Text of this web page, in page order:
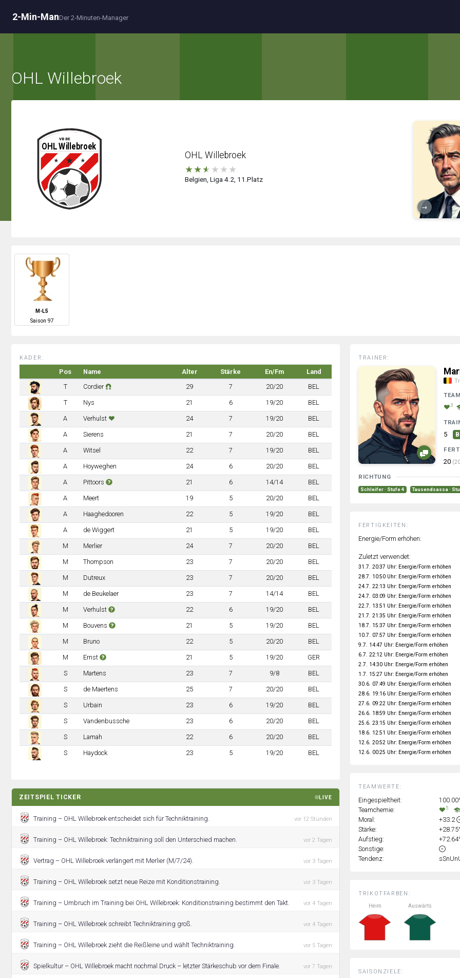
2-Min-ManDer 2-Minuten-Manager
OHL Willebroek
OHL Willebroek
★★★ ★ ★ ★
Belgien, Liga 4.2, 11.Platz
→
M-L5
Saison 97
KADER:
Pos Name Alter Stärke En/Fm
Land
T
Cordier 29 7 20/20 BEL
T Nys 21 6 19/20 BEL
A Verhulst 24 7 19/20 BEL
A Sierens 21 7 20/20 BEL
A Witsel 22 7 19/20 BEL
A Hoyweghen 24 6 20/20 BEL
A Pittoors 21 6 14/14 BEL
A Meert 19 5 20/20 BEL
A Haaghedooren 22 5 19/20 BEL
A de Wiggert 21 5 19/20 BEL
M Merlier 24 7 20/20 BEL
M Thompson 23 7 20/20 BEL
M Dutreux 23 7 20/20 BEL
M de Beukelaer 23 7 14/14 BEL
M Verhulst 22 6 19/20 BEL
M Bouvens 21 5 19/20 BEL
M Bruno 22 5 20/20 BEL
M Ernst 21 5 19/20 GER
S Martens 23 7 9/8 BEL
S de Maertens 25 7 20/20 BEL
S Urbain 23 6 19/20 BEL
S Vandenbussche 23 6 20/20 BEL
S Lamah 22 6 20/20 BEL
S Haydock 23 5 19/20 BEL
ZEITSPIEL TICKER LIVE
Training – OHL Willebroek entscheidet sich für Techniktraining. vor 12 Stunden
Training – OHL Willebroek: Techniktraining soll den Unterschied machen. vor 2 Tagen
Vertrag – OHL Willebroek verlängert mit Merlier (M/7/24). vor 3 Tagen
Training – OHL Willebroek setzt neue Reize mit Konditionstraining. vor 3 Tagen
Training – Umbruch im Training bei OHL Willebroek: Konditionstraining bestimmt den Takt. vor 4 Tagen
Training – OHL Willebroek schreibt Techniktraining groß. vor 4 Tagen
Training – OHL Willebroek zieht die Reißleine und wählt Techniktraining. vor 5 Tagen
Spielkultur – OHL Willebroek macht nochmal Druck – letzter Stärkeschub vor dem Finale. vor 7 Tagen
TRIKOTFARBEN:
Heim
Auswärts
SAISONZIELE:
TEAMWERTE:
Eingespieltheit:
Teamchemie:
5
Moral:
+33.2
Stärke:
Aufstieg:
Sonstige:
Tendenz:
TRAINER:
3
5
20
RICHTUNG
Schleifer · Stufe 4 Tausendsassa ·
FERTIGKEITEN:
Energie/Form erhöhen:
Zuletzt verwendet:
31.7. 20:37 Uhr: Energie/Form erhöhen
28.7. 10:50 Uhr: Energie/Form erhöhen
24.7. 22:13 Uhr: Energie/Form erhöhen
24.7. 03:09 Uhr: Energie/Form erhöhen
22.7. 13:51 Uhr: Energie/Form erhöhen
21.7. 21:35 Uhr: Energie/Form erhöhen
18.7. 15:37 Uhr: Energie/Form erhöhen
10.7. 07:57 Uhr: Energie/Form erhöhen
9.7. 14:47 Uhr: Energie/Form erhöhen
6.7. 22:12 Uhr: Energie/Form erhöhen
2.7. 14:30 Uhr: Energie/Form erhöhen
1.7. 15:27 Uhr: Energie/Form erhöhen
30.6. 07:49 Uhr: Energie/Form erhöhen
28.6. 19:16 Uhr: Energie/Form erhöhen
27.6. 09:22 Uhr: Energie/Form erhöhen
26.6. 18:59 Uhr: Energie/Form erhöhen
25.6. 23:15 Uhr: Energie/Form erhöhen
18.6. 12:51 Uhr: Energie/Form erhöhen
12.6. 20:52 Uhr: Energie/Form erhöhen
12.6. 00:25 Uhr: Energie/Form erhöhen